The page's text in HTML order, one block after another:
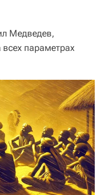
Медведев,
параметрах